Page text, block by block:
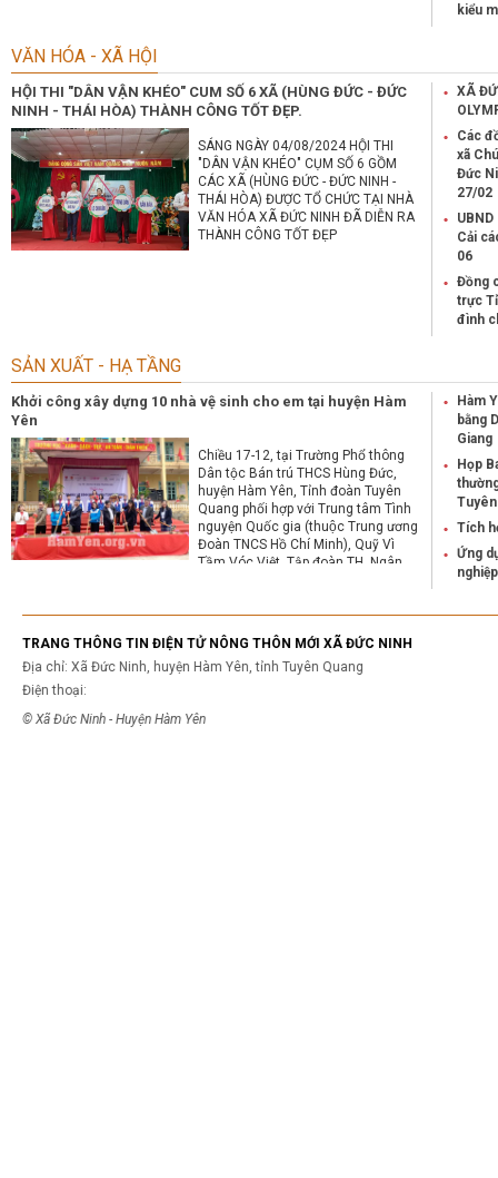
kiểu
VĂN HÓA - XÃ HỘI
HỘI THI "DÂN VẬN KHÉO" CUM SỐ 6 XÃ (HÙNG ĐỨC - ĐỨC
NINH - THÁI HÒA) THÀNH CÔNG TỐT ĐẸP.
SÁNG NGÀY 04/08/2024 HỘI THI
"DÂN VẬN KHÉO" CỤM SỐ 6 GỒM
CÁC XÃ (HÙNG ĐỨC - ĐỨC NINH -
THÁI HÒA) ĐƯỢC TỔ CHỨC TẠI NHÀ
VĂN HÓA XÃ ĐỨC NINH ĐÃ DIỄN RA
THÀNH CÔNG TỐT ĐẸP
XÃ
Các
xã
Đức
27/02
Cải
06
Đồng
trực
đình
SẢN XUẤT - HẠ TẦNG
Khởi công xây dựng 10 nhà vệ sinh cho em tại huyện Hàm
Yên
Chiều 17-12, tại Trường Phổ thông
Dân tộc Bán trú THCS Hùng Đức,
huyện Hàm Yên, Tỉnh đoàn Tuyên
Quang phối hợp với Trung tâm Tình
nguyện Quốc gia (thuộc Trung ương
Đoàn TNCS Hồ Chí Minh), Quỹ Vì
Tầm Vóc Việt, Tập đoàn TH, Ngân
em” trên địa bàn huyện Hàm Yên. Tới
dự có đồng chí Nguyễn Duy Hòa, Phó
Bí thư Thường trực Huyện ủy, Chủ
tịch HĐND huyện.
Hàm
bằng
Giang
Họp
Tích
Ứng
nghiệp
TRANG THÔNG TIN ĐIỆN TỬ NÔNG THÔN MỚI XÃ ĐỨC NINH
Địa chỉ: Xã Đức Ninh, huyện Hàm Yên, tỉnh Tuyên Quang
Điện thoại:
© Xã Đức Ninh - Huyện Hàm Yên